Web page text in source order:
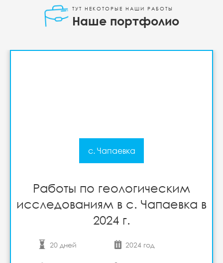
ТУТ НЕКОТОРЫЕ НАШИ РАБОТЫ
Наше портфолио
с. Чапаевка
Работы по геологическим
исследованиям в с. Чапаевка в
2024 г.
20 дней 2024 год